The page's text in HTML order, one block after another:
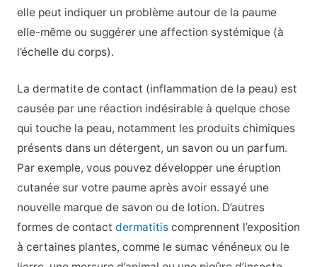
elle peut indiquer un problème autour de la paume
elle-même ou suggérer une affection systémique (à
l’échelle du corps).
La dermatite de contact (inflammation de la peau) est
causée par une réaction indésirable à quelque chose
qui touche la peau, notamment les produits chimiques
présents dans un détergent, un savon ou un parfum.
Par exemple, vous pouvez développer une éruption
cutanée sur votre paume après avoir essayé une
nouvelle marque de savon ou de lotion. D’autres
formes de contact dermatitiscomprennent l’exposition
à certaines plantes, comme le sumac vénéneux ou le